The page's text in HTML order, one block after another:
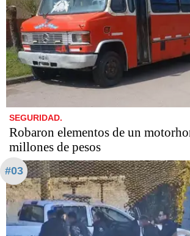
SEGURIDAD.
Robaron elementos de un
millones de pesos
#03